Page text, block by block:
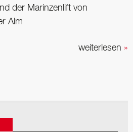
der Marinzenlift von
Alm
weiterlesen »